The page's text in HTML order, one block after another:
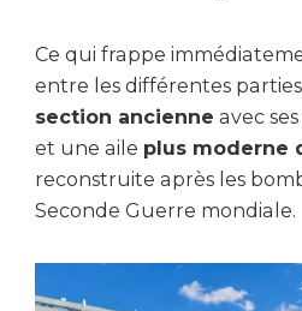
Ce qui frappe
entre les différentes
section ancienne avec
et une aile plus moderne
reconstruite après les
Seconde Guerre mondiale.